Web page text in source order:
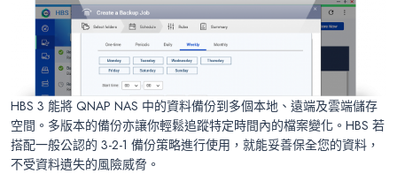
HBS 3 能將 QNAP NAS 中的資料備份到多個本地、遠端及雲端儲存
空間。多版本的備份亦讓你輕鬆追蹤特定時間內的檔案變化。HBS 若
搭配一般公認的 3-2-1 備份策略進行使用，就能妥善保全您的資料，
不受資料遺失的風險威脅。